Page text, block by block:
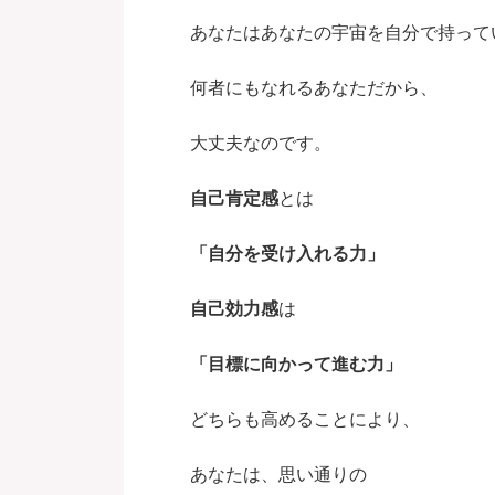
あなたはあなたの宇宙を自分で持って
何者にもなれるあなただから、
大丈夫なのです。
自己肯定感とは
「自分を受け入れる力」
自己効力感は
「目標に向かって進む力」
どちらも高めることにより、
あなたは、思い通りの